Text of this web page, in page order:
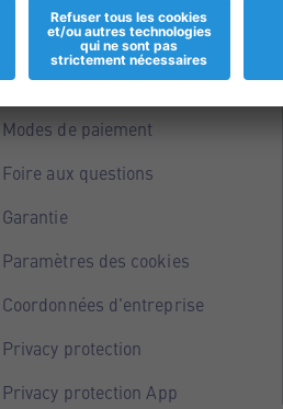
Informations
Magasins
Modes de paiement
Foire aux questions
Garantie
Paramètres des cookies
Coordonnées d'entreprise
Privacy protection
Privacy protection App